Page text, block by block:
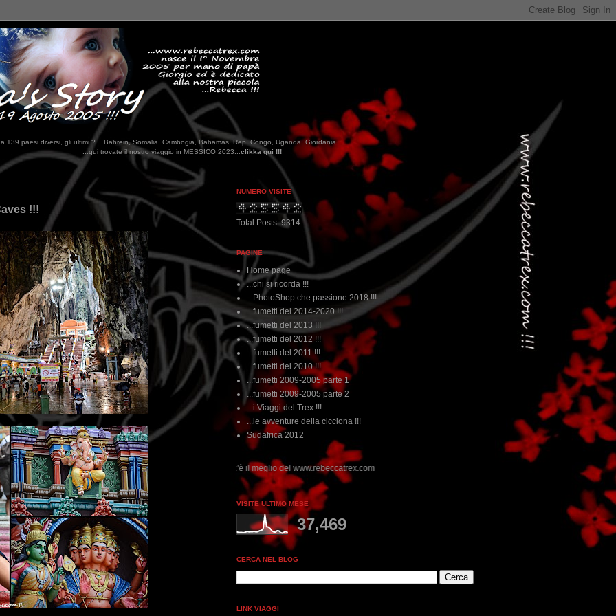
139 paesi diversi, gli ultimi ? ...Bahrein, Somalia, Cambogia, Bahamas, Rep. Congo, Uganda, Giordania...
il nostro viaggio in MESSICO 2023...clikka qui !!!
!!!
NUMERO VISITE
Total Posts :9314
PAGINE
Home page
...chi si ricorda !!!
...PhotoShop che passione 2018 !!!
...fumetti del 2014-2020 !!!
...fumetti del 2013 !!!
...fumetti del 2012 !!!
...fumetti del 2011 !!!
...fumetti del 2010 !!!
...fumetti 2009-2005 parte 1
...fumetti 2009-2005 parte 2
...i Viaggi del Trex !!!
...le avventure della cicciona !!!
Sudafrica 2012
non perdere tempo, clikka "qui", c'è il meglio del www.rebeccatrex.com
VISITE ULTIMO MESE
37,469
CERCA NEL BLOG
LINK VIAGGI